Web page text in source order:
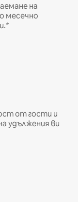
на
месечно
от гости и
удължения ви